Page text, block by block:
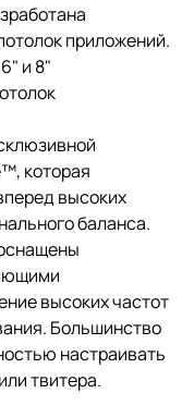
приложений.
и 8"
которая
высоких
баланса.
высоких частот
Большинство
настраивать
твитера.